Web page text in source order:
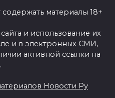
материалы 18+
и использование их
и в электронных СМИ,
активной ссылки на
Новости Ру